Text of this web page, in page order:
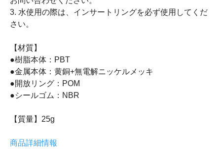
3. 水使用の際は、インサートリングを必ず使用してくだ
さい。
【材質】
●樹脂本体：PBT
●金属本体：黄銅+無電解ニッケルメッキ
●開放リング：POM
●シールゴム：NBR
【質量】25g
商品詳細情報